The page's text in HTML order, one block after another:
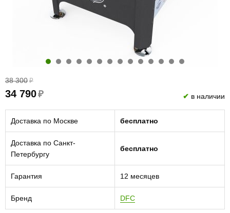
38 300 ₽
34 790₽ ✔ в наличии
Доставка по Москве бесплатно
Доставка по Санкт-
Петербургу
бесплатно
Гарантия 12 месяцев
Бренд DFC